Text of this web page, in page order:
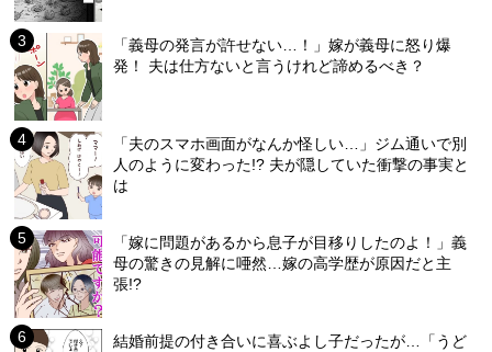
「義母の発言が許せない…！」嫁が義母に怒り爆
発！ 夫は仕方ないと言うけれど諦めるべき？
「夫のスマホ画面がなんか怪しい…」ジム通いで別
人のように変わった!? 夫が隠していた衝撃の事実と
は
「嫁に問題があるから息子が目移りしたのよ！」義
母の驚きの見解に唖然…嫁の高学歴が原因だと主
張!?
結婚前提の付き合いに喜ぶよし子だったが…「うど